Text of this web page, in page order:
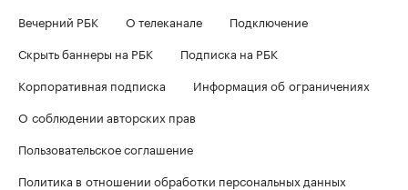
Вечерний РБК
О телеканале
Подключение
Скрыть баннеры на РБК
Подписка на РБК
Корпоративная подписка
Информация об ограничениях
О соблюдении авторских прав
Пользовательское соглашение
Политика в отношении обработки персональных данных